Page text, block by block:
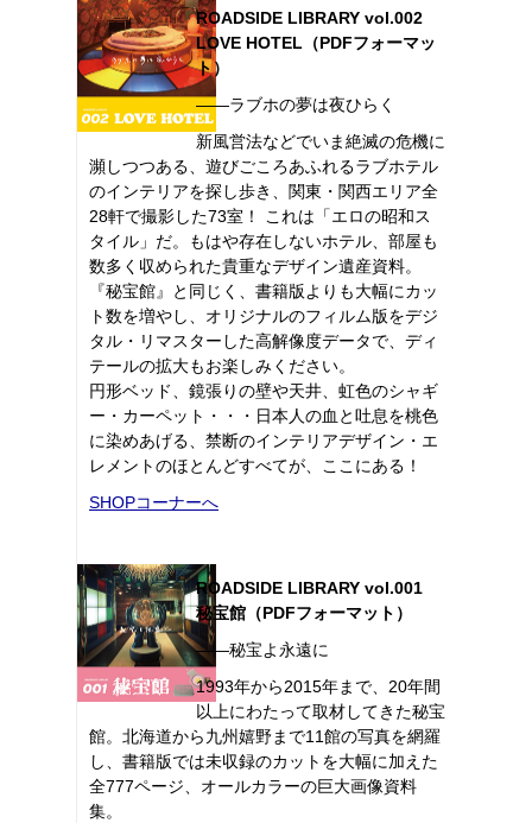
ROADSIDE LIBRARY vol.002
LOVE HOTEL（PDFフォーマッ
ト）
――ラブホの夢は夜ひらく
新風営法などでいま絶滅の危機に
瀕しつつある、遊びごころあふれるラブホテル
のインテリアを探し歩き、関東・関西エリア全
28軒で撮影した73室！ これは「エロの昭和ス
タイル」だ。もはや存在しないホテル、部屋も
数多く収められた貴重なデザイン遺産資料。
『秘宝館』と同じく、書籍版よりも大幅にカッ
ト数を増やし、オリジナルのフィルム版をデジ
タル・リマスターした高解像度データで、ディ
テールの拡大もお楽しみください。
円形ベッド、鏡張りの壁や天井、虹色のシャギ
ー・カーペット・・・日本人の血と吐息を桃色
に染めあげる、禁断のインテリアデザイン・エ
レメントのほとんどすべてが、ここにある！
SHOPコーナーへ
ROADSIDE LIBRARY vol.001
秘宝館（PDFフォーマット）
――秘宝よ永遠に
1993年から2015年まで、20年間
以上にわたって取材してきた秘宝
館。北海道から九州嬉野まで11館の写真を網羅
し、書籍版では未収録のカットを大幅に加えた
全777ページ、オールカラーの巨大画像資料
集。